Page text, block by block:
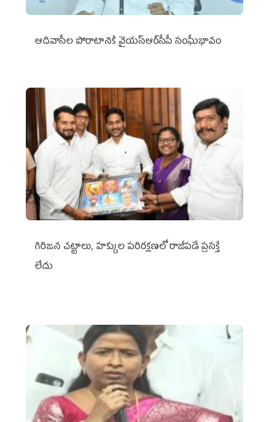
ఆదివాసీల పోరాటానికి వైయ‌స్ఆర్‌సీపీ సంఘీభావం
గిరిజన చట్టాలు, హక్కుల పరిరక్షణలో రాజీపడే ప్రసక్తే
లేదు